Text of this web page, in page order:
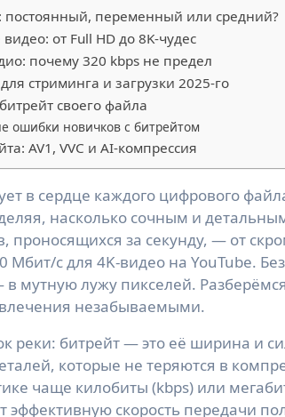
постоянный, переменный или средний?
от Full HD до 8K-чудес
почему 320 kbps не предел
стриминга и загрузки 2025-го
своего файла
ошибки новичков с битрейтом
AV1, VVC и AI-компрессия
насколько сочным и
проносящихся за секунду, — от
с для 4K-видео на YouTube.
мутную лужу пикселей.
незабываемыми.
реки: битрейт — это её ширина и
которые не теряются в
чаще килобиты (kbps) или
эффективную скорость передачи